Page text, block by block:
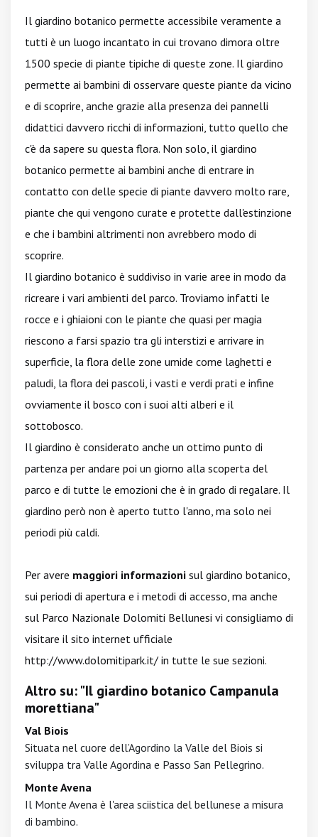
Il giardino botanico permette accessibile veramente a
tutti è un luogo incantato in cui trovano dimora oltre
1500 specie di piante tipiche di queste zone. Il giardino
permette ai bambini di osservare queste piante da vicino
e di scoprire, anche grazie alla presenza dei pannelli
didattici davvero ricchi di informazioni, tutto quello che
c'è da sapere su questa flora. Non solo, il giardino
botanico permette ai bambini anche di entrare in
contatto con delle specie di piante davvero molto rare,
piante che qui vengono curate e protette dall'estinzione
e che i bambini altrimenti non avrebbero modo di
scoprire.
Il giardino botanico è suddiviso in varie aree in modo da
ricreare i vari ambienti del parco. Troviamo infatti le
rocce e i ghiaioni con le piante che quasi per magia
riescono a farsi spazio tra gli interstizi e arrivare in
superficie, la flora delle zone umide come laghetti e
paludi, la flora dei pascoli, i vasti e verdi prati e infine
ovviamente il bosco con i suoi alti alberi e il
sottobosco.
Il giardino è considerato anche un ottimo punto di
partenza per andare poi un giorno alla scoperta del
parco e di tutte le emozioni che è in grado di regalare. Il
giardino però non è aperto tutto l'anno, ma solo nei
periodi più caldi.
Per avere maggiori informazioni sul giardino botanico,
sui periodi di apertura e i metodi di accesso, ma anche
sul Parco Nazionale Dolomiti Bellunesi vi consigliamo di
visitare il sito internet ufficiale
http://www.dolomitipark.it/ in tutte le sue sezioni.
Altro su: "Il giardino botanico Campanula
morettiana"
Val Biois
Situata nel cuore dell’Agordino la Valle del Biois si
sviluppa tra Valle Agordina e Passo San Pellegrino.
Monte Avena
Il Monte Avena è l'area sciistica del bellunese a misura
di bambino.